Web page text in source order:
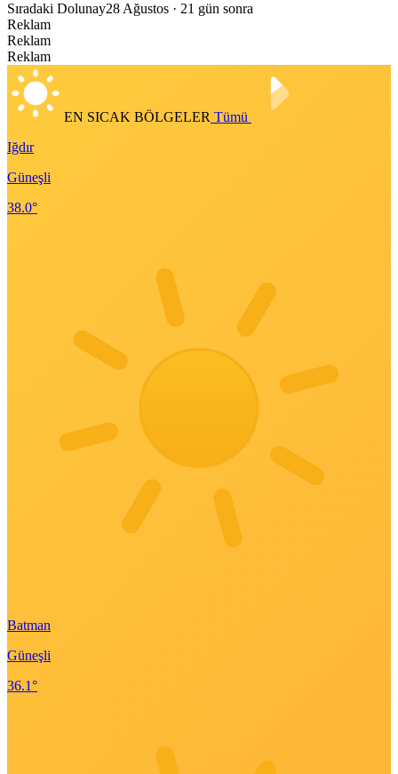
Sıradaki Dolunay28 Ağustos · 21 gün sonra
Reklam
Reklam
Reklam
EN SICAK BÖLGELER Tümü
Iğdır
Güneşli
38.0°
Batman
Güneşli
36.1°